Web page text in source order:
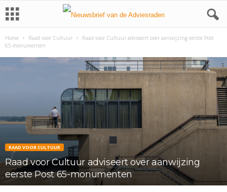
Home Raad voor Cultuur
Raad voor Cultuur adviseert over aanwijzing eerste Post
65-monumenten
RAAD VOOR CULTUUR
Raad voor Cultuur adviseert over aanwijzing
eerste Post 65-monumenten